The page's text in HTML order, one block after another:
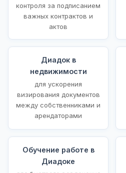
контроля за подписанием
важных контрактов и
актов
Диадок в
недвижимости
для ускорения
визирования документов
между собственниками и
арендаторами
Обучение работе в
Диадоке